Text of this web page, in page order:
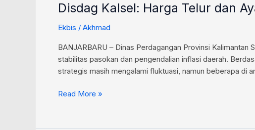
Disdag Kalsel: Harga Telur dan
Ekbis / Akhmad
BANJARBARU – Dinas Perdagangan Provinsi
stabilitas pasokan dan pengendalian inflasi daerah.
strategis masih mengalami fluktuasi, namun beberapa di
Read More »